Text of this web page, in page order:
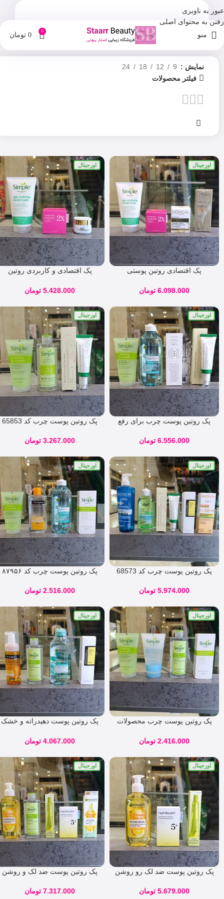
عبور به ناوبری
رفتن به محتوای اصلی
منو 0
0 تومان
نمایش 9
12
18
24
فیلتر محصولات
اورجینال
پک اقتصادی روتین پوستی
خشک ، نرمال ، چرب ) کد 64846
6.098.000 تومان
اورجینال
پک اقتصادی و کاربردی روتین
پوست ها ( خشک ، نرمال ، چرب )
5.428.000 تومان
اورجینال
پک روتین پوست چرب برای رفع
58324
6.556.000 تومان
اورجینال
پک روتین پوست چرب کد 65853
3.267.000 تومان
اورجینال
پک روتین پوست چرب کد 68573
5.974.000 تومان
اورجینال
پک‌ روتین پوست چرب کد ۸۷۹۵۶
2.516.000 تومان
اورجینال
پک روتین پوست چرب محصولات
2.416.000 تومان
اورجینال
پک روتین پوست دهیدراته و خشک
4.067.000 تومان
اورجینال
پک روتین پوست ضد لک رو روشن
چرب ، نرمال ، خشک )کد 05872
5.679.000 تومان
اورجینال
پک روتین پوست ضد لک و روشن
ها (‌خشک ، نرمال ، چرب) 05835
7.317.000 تومان